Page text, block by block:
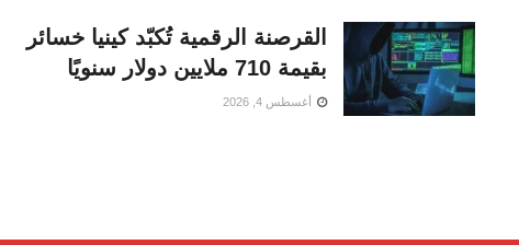
القرصنة الرقمية تُكبّد كينيا خسائر
بقيمة 710 ملايين دولار سنويًا
أغسطس 4, 2026